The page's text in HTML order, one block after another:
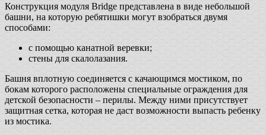
Конструкция модуля Bridge представлена в виде небольшой
башни, на которую ребятишки могут взобраться двумя
способами:
с помощью канатной веревки;
стены для скалолазания.
Башня вплотную соединяется с качающимся мостиком, по
бокам которого расположены специальные ограждения для
детской безопасности – перилы. Между ними присутствует
защитная сетка, которая не даст возможности выпасть ребенку
из мостика.